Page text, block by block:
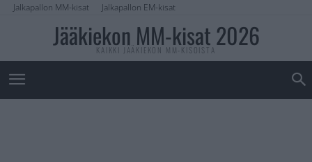
Jalkapallon MM-kisat Jalkapallon EM-kisat
Jääkiekon MM-kisat 2026
KAIKKI JÄÄKIEKON MM-KISOISTA